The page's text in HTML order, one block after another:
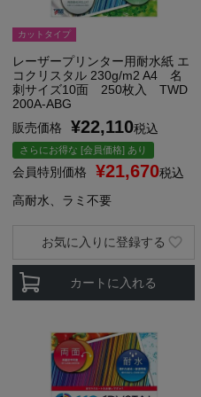
カットタイプ
レーザープリンター用耐水紙 エ
コクリスタル 230g/m2 A4 名
刺サイズ10面 250枚入 TWD
200A-ABG
販売価格
¥22,110税込
さらにお得な [会員価格] あり
会員特別価格 ¥21,670税込
高耐水、ラミ不要
カートに入れる
お気に入りに登録する